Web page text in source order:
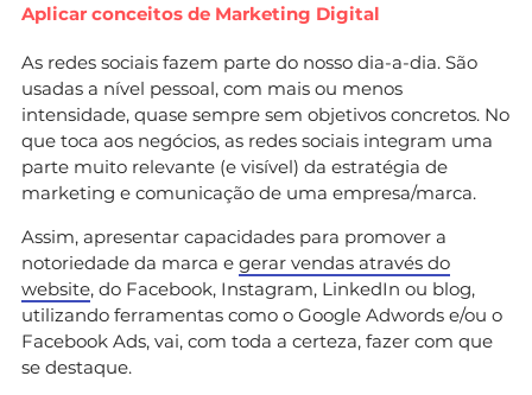
Aplicar conceitos de Marketing Digital
As redes sociais fazem parte do nosso dia-a-dia. São
usadas a nível pessoal, com mais ou menos
intensidade, quase sempre sem objetivos concretos. No
que toca aos negócios, as redes sociais integram uma
parte muito relevante (e visível) da estratégia de
marketing e comunicação de uma empresa/marca.
Assim, apresentar capacidades para promover a
notoriedade da marca e gerar vendas através do
website, do Facebook, Instagram, LinkedIn ou blog,
utilizando ferramentas como o Google Adwords e/ou o
Facebook Ads, vai, com toda a certeza, fazer com que
se destaque.